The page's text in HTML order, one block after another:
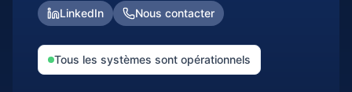
LinkedIn Nous contacter
Tous les systèmes sont opérationnels